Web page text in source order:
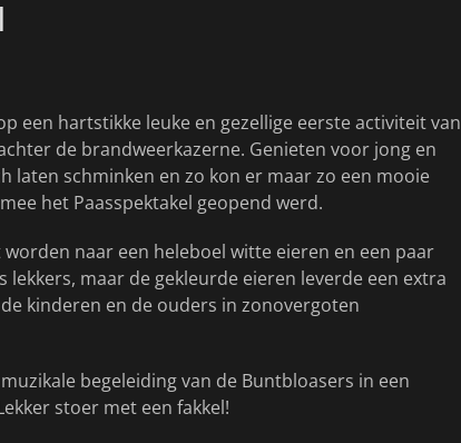
een hartstikke leuke en gezellige eerste activiteit van
de brandweerkazerne. Genieten voor jong en
laten schminken en zo kon er maar zo een mooie
het Paasspektakel geopend werd.
naar een heleboel witte eieren en een paar
maar de gekleurde eieren leverde een extra
kinderen en de ouders in zonovergoten
begeleiding van de Buntbloasers in een
stoer met een fakkel!